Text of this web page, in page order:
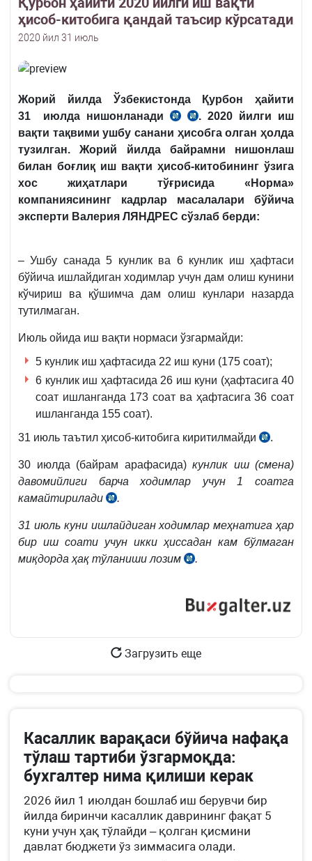
ҳисоб-китобига қандай таъсир кўрсатади
2020 йил 31 июль
Жорий йилда Ўзбекистонда Қурбон ҳайити
31
июлда нишонланади
. 2020 йилги иш
вақти тақвими ушбу санани ҳисобга олган ҳолда
тузилган. Жорий йилда байрамни нишонлаш
билан боғлиқ иш вақти ҳисоб-китобининг ўзига
хос жиҳатлари тўғрисида «Норма»
компаниясининг кадрлар масалалари бўйича
эксперти Валерия ЛЯНДРЕС сўзлаб берди:
– Ушбу санада 5 кунлик ва 6 кунлик иш ҳафтаси
бўйича ишлайдиган ходимлар учун дам олиш кунини
кўчириш ва қўшимча дам олиш кунлари назарда
тутилмаган.
Июль ойида иш вақти нормаси ўзгармайди:
5 кунлик иш ҳафтасида 22 иш куни (175 соат);
6 кунлик иш ҳафтасида 26 иш куни (ҳафтасига 40
соат ишланганда 173 соат ва ҳафтасига 36 соат
ишланганда 155 соат).
31 июль таътил ҳисоб-китобига киритилмайди
.
30 июлда (байрам арафасида) кунлик иш (смена)
давомийлиги барча ходимлар учун 1 соатга
камайтирилади
.
31 июль куни ишлайдиган ходимлар меҳнатига ҳар
бир иш соати учун икки ҳиссадан кам бўлмаган
миқдорда ҳақ тўланиши лозим
.
Загрузить еще
Касаллик варақаси бўйича нафақа
тўлаш тартиби ўзгармоқда:
бухгалтер нима қилиши керак
2026 йил 1 июлдан бошлаб иш берувчи бир
йилда биринчи касаллик даврининг фақат 5
куни учун ҳақ тўлайди – қолган қисмини
давлат бюджети ўз зиммасига олади.